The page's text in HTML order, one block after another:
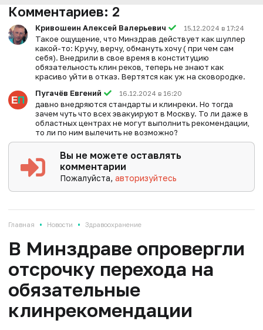
Комментариев: 2
Кривошеин Алексей Валерьевич 15.12.2024 в 17:24
Такое ощущение, что Минздрав действует как шуллер
какой-то: Кручу, верчу, обмануть хочу ( при чем сам
себя). Внедрили в свое время в конституцию
обязательность клин реков, теперь не знают как
красиво уйти в отказ. Вертятся как уж на сковородке.
Пугачёв Евгений
16.12.2024 в 16:20
давно внедряются стандарты и клинреки. Но тогда
зачем чуть что всех эвакуируют в Москву. То ли даже в
областных центрах не могут выполнить рекомендации,
то ли по ним вылечить не возможно?
Вы не можете оставлять
комментарии
Пожалуйста,авторизуйтесь
Главная • Новости • Здравоохранение
В Минздраве опровергли
отсрочку перехода на
обязательные
клинрекомендации